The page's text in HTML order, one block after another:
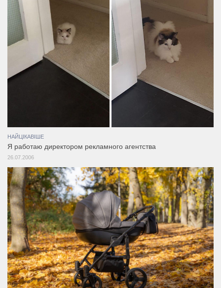
НАЙЦІКАВІШЕ
Я работаю директором рекламного агентства
26.07.2006